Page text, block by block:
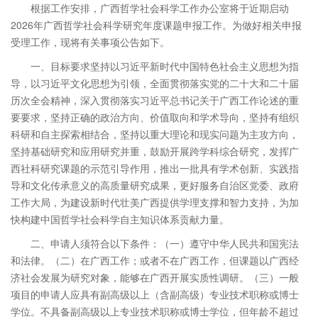
根据工作安排，广西哲学社会科学工作办公室将于近期启动
2026年广西哲学社会科学研究年度课题申报工作。为做好相关申报
受理工作，现将有关事项公告如下。
一、目标要求坚持以习近平新时代中国特色社会主义思想为指
导，以习近平文化思想为引领，全面贯彻落实党的二十大和二十届
历次全会精神，深入贯彻落实习近平总书记关于广西工作论述的重
要要求，坚持正确的政治方向、价值取向和学术导向，坚持有组织
科研和自主探索相结合，坚持以重大理论和现实问题为主攻方向，
坚持基础研究和应用研究并重，鼓励开展跨学科综合研究，发挥广
西社科研究课题的示范引导作用，推出一批具有学术创新、实践指
导和文化传承意义的高质量研究成果，更好服务自治区党委、政府
工作大局，为建设新时代壮美广西提供学理支撑和智力支持，为加
快构建中国哲学社会科学自主知识体系贡献力量。
二、申请人须符合以下条件：（一）遵守中华人民共和国宪法
和法律。（二）在广西工作；或者不在广西工作，但课题以广西经
济社会发展为研究对象，能够在广西开展实质性调研。（三）一般
项目的申请人应具有副高级以上（含副高级）专业技术职称或博士
学位。不具备副高级以上专业技术职称或博士学位，但年龄不超过